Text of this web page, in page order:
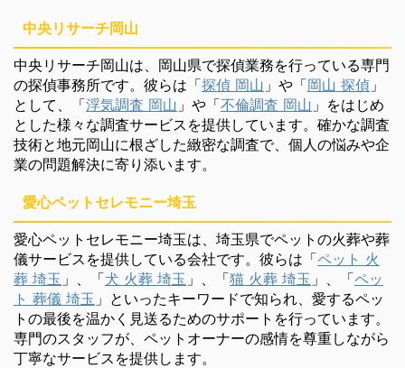
中央リサーチ岡山
中央リサーチ岡山は、岡山県で探偵業務を行っている専門
の探偵事務所です。彼らは「探偵 岡山 」や「岡山 探偵 」
として、「浮気調査 岡山 」や「不倫調査 岡山 」をはじめ
とした様々な調査サービスを提供しています。確かな調査
技術と地元岡山に根ざした緻密な調査で、個人の悩みや企
業の問題解決に寄り添います。
愛心ペットセレモニー埼玉
愛心ペットセレモニー埼玉は、埼玉県でペットの火葬や葬
儀サービスを提供している会社です。彼らは「ペット 火
葬 埼玉 」、「犬 火葬 埼玉 」、「猫 火葬 埼玉 」、「ペッ
ト 葬儀 埼玉 」といったキーワードで知られ、愛するペッ
トの最後を温かく見送るためのサポートを行っています。
専門のスタッフが、ペットオーナーの感情を尊重しながら
丁寧なサービスを提供します。